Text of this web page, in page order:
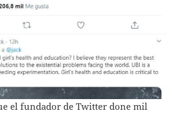
el fundador de Twitter done mil